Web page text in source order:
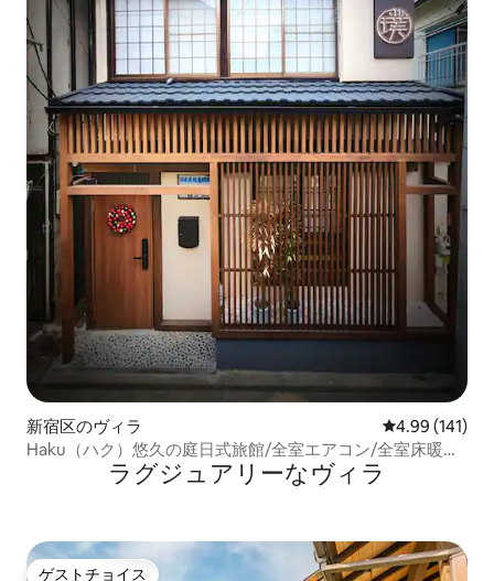
新宿区のヴィラ レビュー141
4.99 (141)
Haku（ハク）悠久の庭日式旅館/全室エアコン/全室床暖房/
新宿繁華街/東新宿駅4分/最大7名様まで
ラグジュアリーなヴィラ
ゲストチョイス